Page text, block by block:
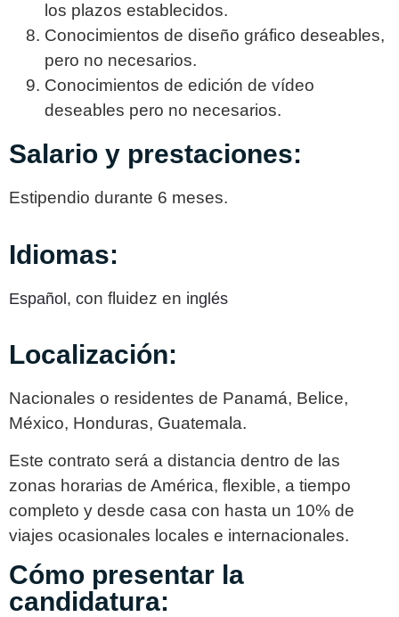
los plazos establecidos.
Conocimientos de diseño gráfico deseables,
pero no necesarios.
Conocimientos de edición de vídeo
deseables pero no necesarios.
Salario y prestaciones:
Estipendio durante 6 meses.
Idiomas:
Español, con fluidez en inglés
Localización:
Nacionales o residentes de Panamá, Belice,
México, Honduras, Guatemala.
Este contrato será a distancia dentro de las
zonas horarias de América, flexible, a tiempo
completo y desde casa con hasta un 10% de
viajes ocasionales locales e internacionales.
Cómo presentar la
candidatura: